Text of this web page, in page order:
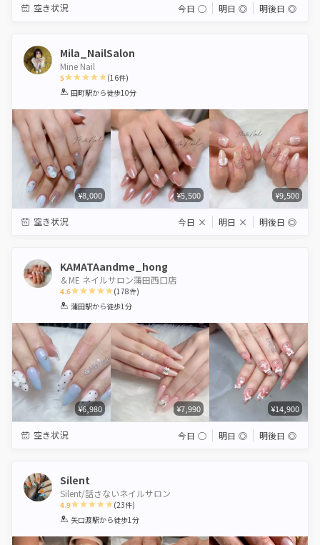
空き状況 今日 ◯ 明日 ◎ 明後日 ◎
Mila_NailSalon
Mine Nail
5
1 2 3 4 5
(16件)
田町駅から徒歩10分
¥8,000 ¥5,500 ¥9,500
空き状況 今日 × 明日 × 明後日 ◎
KAMATAandme_hong
＆ME ネイルサロン蒲田西口店
4.6
1 2 3 4 5
(178件)
蒲田駅から徒歩1分
¥6,980 ¥7,990 ¥14,900
空き状況 今日 ◯ 明日 ◎ 明後日 ◎
Silent
Silent/話さないネイルサロン
4.9
1 2 3 4 5
(23件)
矢口渡駅から徒歩1分